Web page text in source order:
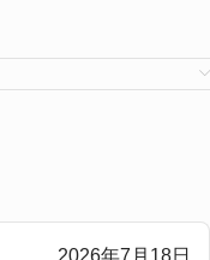
2026年7月18日